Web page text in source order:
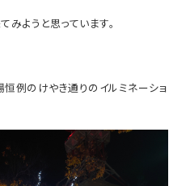
みようと思っています。
例のけやき通りのイルミネーショ